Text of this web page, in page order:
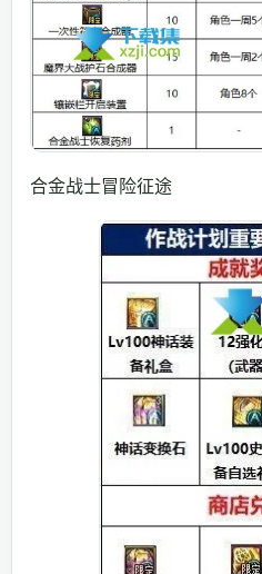
合金战士冒险征途